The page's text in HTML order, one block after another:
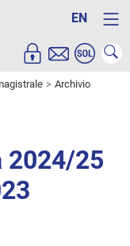
EN
Archivio
2024/25